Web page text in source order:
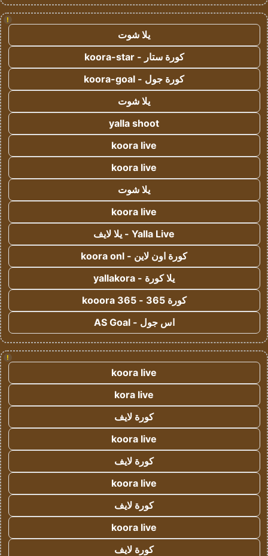
!
يلا شوت
كورة ستار - koora-star
كورة جول - koora-goal
يلا شوت
yalla shoot
koora live
koora live
يلا شوت
koora live
Yalla Live - يلا لايف
كورة اون لاين - koora onl
يلا كورة - yallakora
كورة 365 - kooora 365
اس جول - AS Goal
!
koora live
kora live
كورة لايف
koora live
كورة لايف
koora live
كورة لايف
koora live
كورة لايف